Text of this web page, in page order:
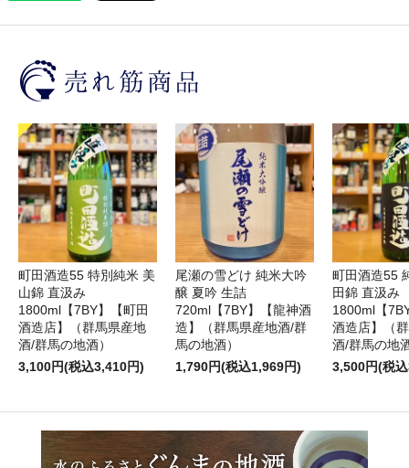
町田酒造55 特別純米 美
山錦 直汲み
1800ml【7BY】【町田
酒造店】（群馬県産地
酒/群馬の地酒）
3,100円(税込3,410円)
尾瀬の雪どけ 純米大吟
醸 夏吟 生詰
720ml【7BY】【龍神酒
造】（群馬県産地酒/群
馬の地酒）
1,790円(税込1,969円)
町田酒造55
田錦 直汲み
1800ml【
酒造店】（
酒/群馬の地
3,500円(税